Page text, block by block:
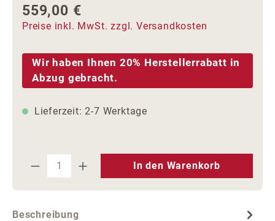
Regulärer Preis:
559,00 €
Preise inkl. MwSt. zzgl. Versandkosten
Wir haben Ihnen 20% Herstellerrabatt in
Abzug gebracht.
Lieferzeit: 2-7 Werktage
Produkt Anzahl: Gib den
In den Warenkorb
Beschreibung